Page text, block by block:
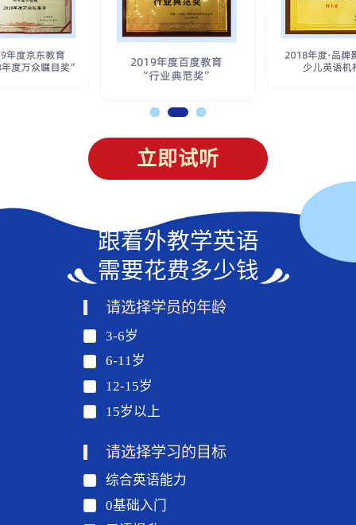
立即试听
跟着外教学英语
需要花费多少钱
请选择学员的年龄
3-6岁
6-11岁
12-15岁
15岁以上
请选择学习的目标
综合英语能力
0基础入门